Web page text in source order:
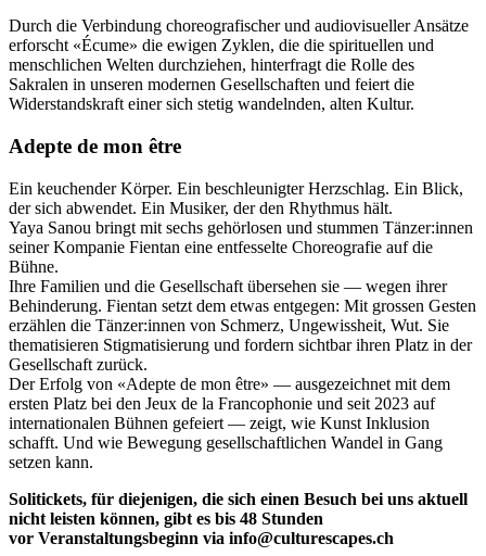
Durch die Verbindung choreografischer und audiovisueller Ansätze
erforscht «Écume» die ewigen Zyklen, die die spirituellen und
menschlichen Welten durchziehen, hinterfragt die Rolle des
Sakralen in unseren modernen Gesellschaften und feiert die
Widerstandskraft einer sich stetig wandelnden, alten Kultur.
Adepte de mon être
Ein keuchender Körper. Ein beschleunigter Herzschlag. Ein Blick,
der sich abwendet. Ein Musiker, der den Rhythmus hält.
Yaya Sanou bringt mit sechs gehörlosen und stummen Tänzer:innen
seiner Kompanie Fientan eine entfesselte Choreografie auf die
Bühne.
Ihre Familien und die Gesellschaft übersehen sie — wegen ihrer
Behinderung. Fientan setzt dem etwas entgegen: Mit grossen Gesten
erzählen die Tänzer:innen von Schmerz, Ungewissheit, Wut. Sie
thematisieren Stigmatisierung und fordern sichtbar ihren Platz in der
Gesellschaft zurück.
Der Erfolg von «Adepte de mon être» — ausgezeichnet mit dem
ersten Platz bei den Jeux de la Francophonie und seit 2023 auf
internationalen Bühnen gefeiert — zeigt, wie Kunst Inklusion
schafft. Und wie Bewegung gesellschaftlichen Wandel in Gang
setzen kann.
Solitickets, für diejenigen, die sich einen Besuch bei uns aktuell
nicht leisten können, gibt es bis 48 Stunden
vor Veranstaltungsbeginn via info@culturescapes.ch